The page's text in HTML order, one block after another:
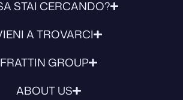
STAI CERCANDO?
A TROVARCI
FRATTIN GROUP
ABOUT US